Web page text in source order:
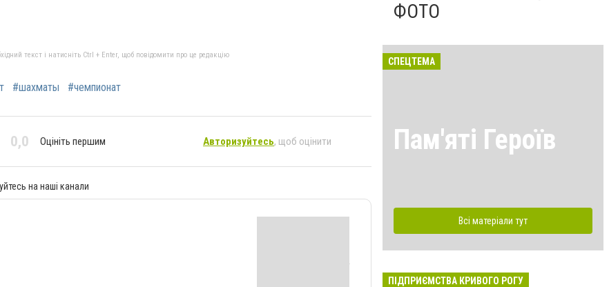
текст і натисніть Ctrl + Enter, щоб повідомити про це редакцію
#шахматы #чемпионат
0,0 Оцініть першим Авторизуйтесь, щоб оцінити
на наші канали
ФОТО
СПЕЦТЕМА
Пам'яті Героїв
Всі матеріали тут
ПІДПРИЄМСТВА КРИВОГО РОГУ